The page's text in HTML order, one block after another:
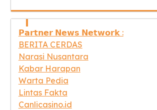
𝗣𝗮𝗿𝘁𝗻𝗲𝗿 𝗡𝗲𝘄𝘀 𝗡𝗲𝘁𝘄𝗼𝗿𝗸 :
BERITA CERDAS
Narasi Nusantara
Kabar Harapan
Warta Pedia
Lintas Fakta
Canlicasino.id